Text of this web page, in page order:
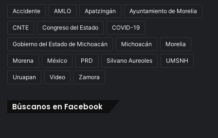
Accidente AMLO Apatzingán Ayuntamiento de Morelia
CNTE Congreso del Estado COVID-19
Gobierno del Estado de Michoacán Michoacán Morelia
Morena México PRD Silvano Aureoles UMSNH
Uruapan Video Zamora
Búscanos en Facebook